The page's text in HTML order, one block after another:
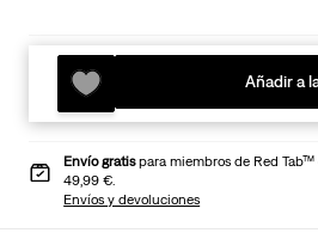
Añadir a
Envío gratispara miembros de Red Tab™
49,99 €.
Envíos y devoluciones